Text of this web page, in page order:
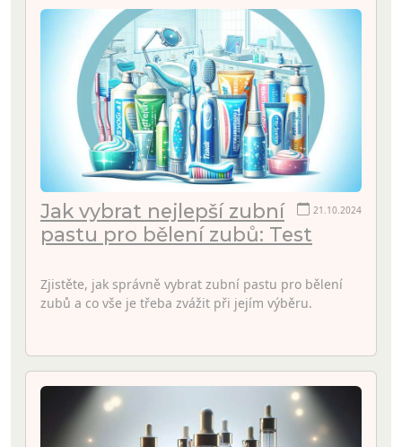
21.10.2024
Jak vybrat nejlepší zubní
pastu pro bělení zubů: Test
Zjistěte, jak správně vybrat zubní pastu pro bělení
zubů a co vše je třeba zvážit při jejím výběru.